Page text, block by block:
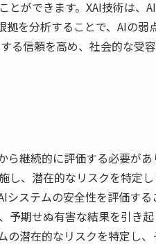
とができます。XAI技術は、
拠を分析することで、AIの
る信頼を高め、社会的な受
ら継続的に評価する必要が
し、潜在的なリスクを特定
システムの安全性を評価す
予期せぬ有害な結果を引き
潜在的なリスクを特定し